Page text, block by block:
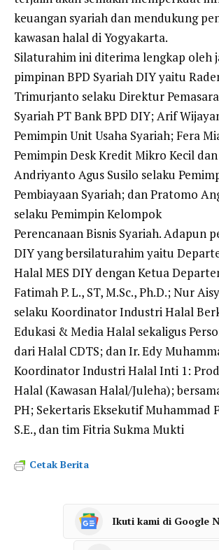
keuangan syariah dan mendukung
kawasan halal di Yogyakarta.
Silaturahim ini diterima lengkap oleh
pimpinan BPD Syariah DIY yaitu
Trimurjanto selaku Direktur
Syariah PT Bank BPD DIY; Arif
Pemimpin Unit Usaha Syariah; Fera
Pemimpin Desk Kredit Mikro Kecil
Andriyanto Agus Susilo selaku
Pembiayaan Syariah; dan Pratomo
selaku Pemimpin Kelompok
Perencanaan Bisnis Syariah. Adapun
DIY yang bersilaturahim yaitu
Halal MES DIY dengan Ketua
Fatimah P. L., ST, M.Sc., Ph.D.; Nur
selaku Koordinator Industri Halal
Edukasi & Media Halal sekaligus
dari Halal CDTS; dan Ir. Edy
Koordinator Industri Halal Inti 1:
Halal (Kawasan Halal/Juleha);
PH; Sekertaris Eksekutif Muhammad
S.E., dan tim Fitria Sukma Mukti
Cetak Berita
Ikuti kami di Google